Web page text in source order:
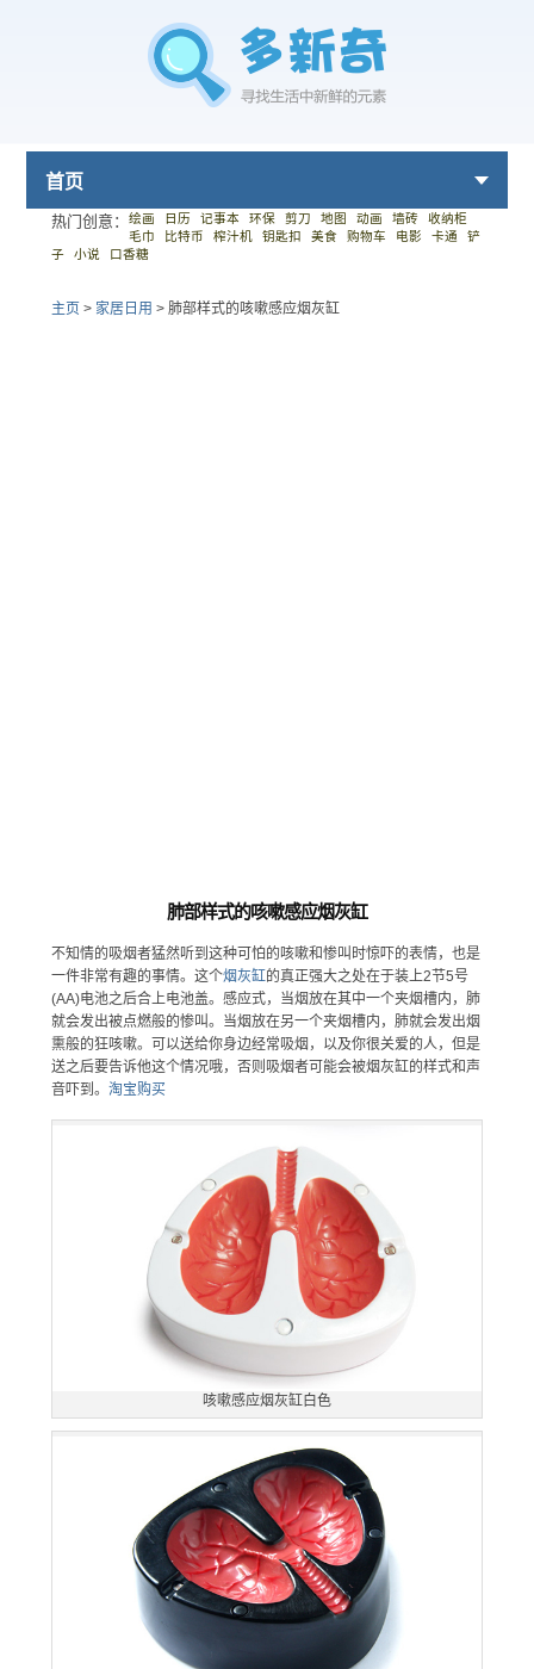
首页
热门创意： 绘画 日历 记事本 环保 剪刀 地图 动画 墙砖
收纳柜
毛巾
比特币 榨汁机 钥匙扣 美食 购物车 电影 卡通
铲
子
小说 口香糖
主页 > 家居日用 > 肺部样式的咳嗽感应烟灰缸
肺部样式的咳嗽感应烟灰缸
不知情的吸烟者猛然听到这种可怕的咳嗽和惨叫时惊吓的表情，也是
一件非常有趣的事情。这个烟灰缸的真正强大之处在于装上2节5号
(AA)电池之后合上电池盖。感应式，当烟放在其中一个夹烟槽内，肺
就会发出被点燃般的惨叫。当烟放在另一个夹烟槽内，肺就会发出烟
熏般的狂咳嗽。可以送给你身边经常吸烟，以及你很关爱的人，但是
送之后要告诉他这个情况哦，否则吸烟者可能会被烟灰缸的样式和声
音吓到。 淘宝购买
咳嗽感应烟灰缸白色